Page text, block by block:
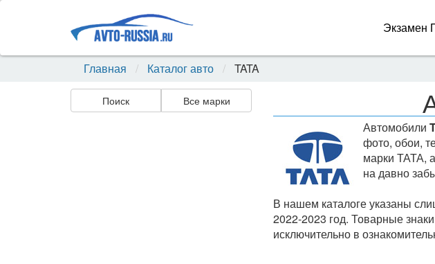
Экзамен
Главная Каталог авто TATA
Поиск Все марки
Автомобили
фото, обои,
марки ТАТА,
на давно
В нашем каталоге указаны
2022-2023 год. Товарные
исключительно в